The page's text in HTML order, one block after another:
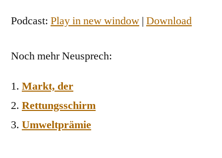
Podcast: Play in new window | Download
Noch mehr Neusprech:
Markt, der
Rettungsschirm
Umweltprämie